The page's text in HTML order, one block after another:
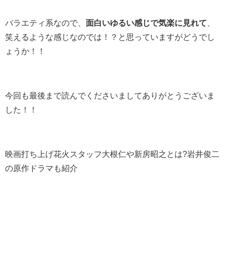
バラエティ系なので、 面白いゆるい感じで気楽に見れて
笑えるような感じなのでは！？と思っていますがどうでし
ょうか！！
今回も最後まで読んでくださいましてありがとうございま
した！！
映画打ち上げ花火スタッフ大根仁や新房昭之とは?岩井俊二
の原作ドラマも紹介